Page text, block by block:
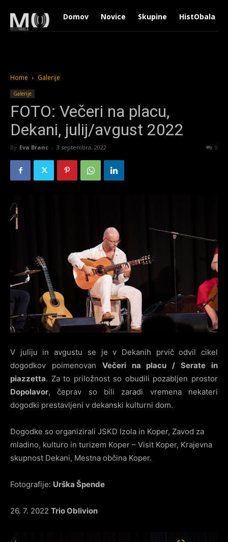
Domov Novice Skupine HistObala
Home Galerije
Galerije
FOTO: Večeri na placu,
Dekani, julij/avgust 2022
By Eva Branc - 3 septembra, 2022 0
V juliju in avgustu se je v Dekanih prvič odvil cikel
dogodkov poimenovan Večeri na placu / Serate in
piazzetta. Za to priložnost so obudili pozabljen prostor
Dopolavor, čeprav so bili zaradi vremena nekateri
dogodki prestavljeni v dekanski kulturni dom.
Dogodke so organizirali JSKD Izola in Koper, Zavod za
mladino, kulturo in turizem Koper – Visit Koper, Krajevna
skupnost Dekani, Mestna občina Koper.
Fotografije: Urška Špende
26. 7. 2022 Trio Oblivion